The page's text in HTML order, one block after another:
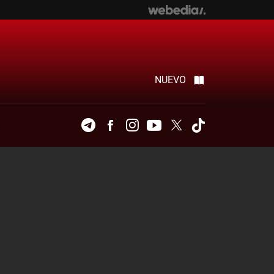
NUEVO
TelegramFacebookInstagramYoutubeTwitter